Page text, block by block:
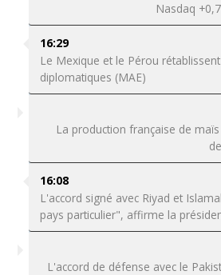
Nasdaq
16:29
Le Mexique et le Pérou
diplomatiques (MAE)
La production française de
16:08
L'accord signé avec Riyad et
pays particulier", affirme la
L'accord de défense avec le